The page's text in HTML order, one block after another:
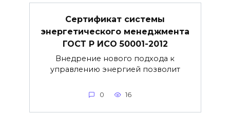
Сертификат системы
энергетического менеджмента
ГОСТ Р ИСО 50001-2012
Внедрение нового подхода к
управлению энергией позволит
0 16